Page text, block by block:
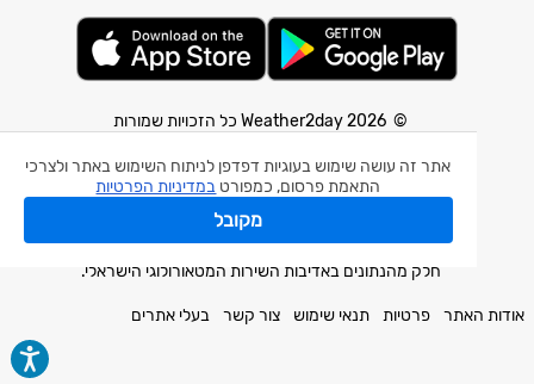
אתר זה עושה שימוש בעוגיות דפדפן לניתוח השימוש באתר ולצרכי
התאמת פרסום, כמפורט במדיניות הפרטיות
מקובל
© 2026 Weather2day כל הזכויות שמורות
אפליקצית מזג אוויר
אפליקצית רעידת אדמה
אפליקצית מכ"ם גשם
חלק מהנתונים באדיבות השירות המטאורולוגי הישראלי.
אודות האתר פרטיות תנאי שימוש צור קשר בעלי אתרים